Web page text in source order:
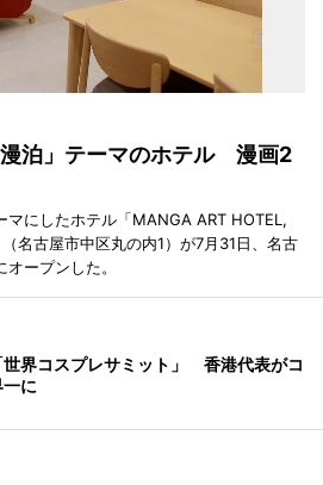
泊」テーマのホテル 漫画2
マにしたホテル「MANGA ART HOTEL,
名古屋市中区丸の内1）が7月31日、名古
ープンした。
世界コスプレサミット」 香港代表がコ
に